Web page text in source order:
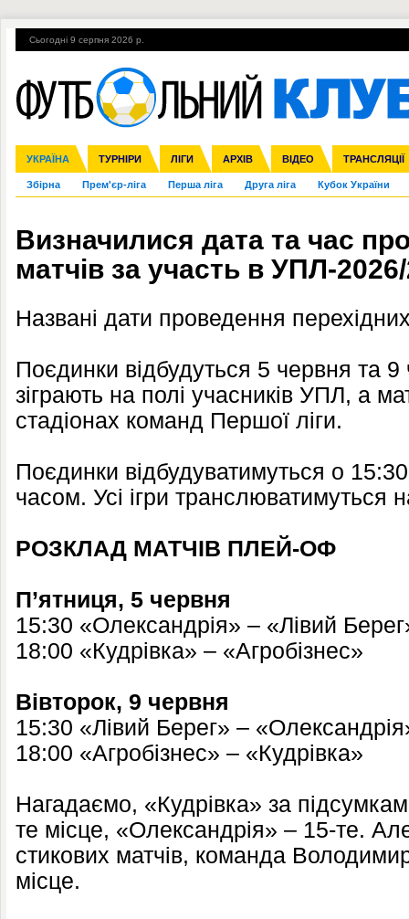
Сьогодні 9 серпня 2026 р.
УКРАЇНА ТУРНІРИ ЛІГИ АРХІВ ВІДЕО ТРАНСЛЯЦІЇ
Збірна Прем'єр-ліга Перша ліга Друга ліга Кубок України
Ліга чемпіонів Ліга Європи Міжнародні Ліга націй Ліга
Англія Іспанія Італія Німеччина Франція Інші
ЧС-2014 ЄВРО-2016 Росія Кубок конфедерацій ЧЄ-2015 (U-
Гарячі теми УПЛ, 2-й тур ВІЙНА УПЛ-ПЕРЕХОДИ
Визначилися дата та час
матчів за участь в УПЛ-
Названі дати проведення
Поєдинки відбудуться 5 червня та
зіграють на полі учасників УПЛ, а
стадіонах команд Першої ліги.
Поєдинки відбудуватимуться о
часом. Усі ігри транслюватимуться
РОЗКЛАД МАТЧІВ ПЛЕЙ-ОФ
П’ятниця, 5 червня
15:30 «Олександрія» – «Лівий
18:00 «Кудрівка» – «Агробізнес»
Вівторок, 9 червня
15:30 «Лівий Берег» –
18:00 «Агробізнес» – «Кудрівка»
Нагадаємо, «Кудрівка» за
те місце, «Олександрія» – 15-те.
стикових матчів, команда
місце.